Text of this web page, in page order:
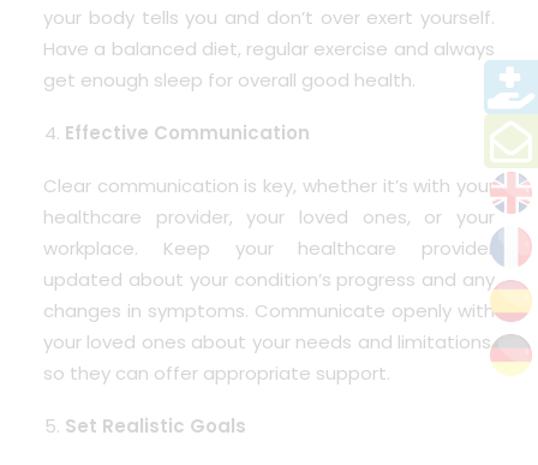
your body tells you and don’t over exert yourself.
Have a balanced diet, regular exercise and always
get enough sleep for overall good health.
Effective Communication
Clear communication is key, whether it’s with your
healthcare provider, your loved ones, or your
workplace. Keep your healthcare provider
updated about your condition’s progress and any
changes in symptoms. Communicate openly with
your loved ones about your needs and limitations,
so they can offer appropriate support.
Set Realistic Goals